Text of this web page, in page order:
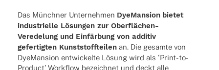
Das Münch­ner Unter­neh­men DyeM­an­sion bietet
indus­tri­elle Lösun­gen zur Ober­flä­chen-
Verede­­lung und Einfär­bung von addi­tiv
gefer­tig­ten Kunst­stoff­tei­lenan. Die gesamte von
DyeM­an­sion entwi­ckelte Lösung wird als ‘Print-to-
Product’ Work­flow bezeich­net und deckt alle